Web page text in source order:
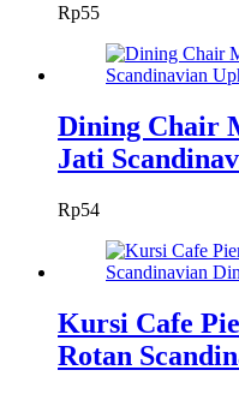
Rp55
Dining Chair
Jati
Rp54
Kursi Cafe
Rotan